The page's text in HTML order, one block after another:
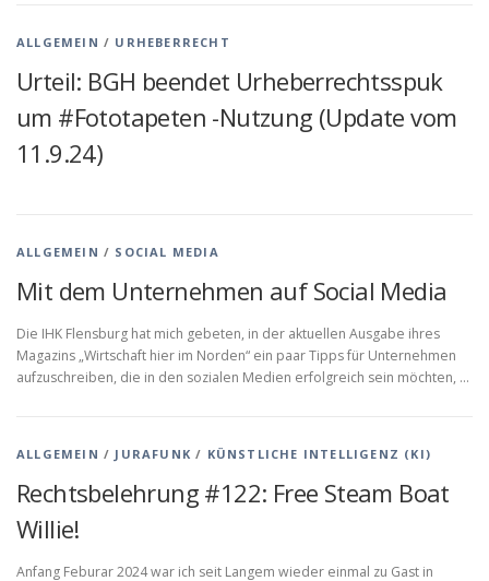
ALLGEMEIN / URHEBERRECHT
Urteil: BGH beendet Urheberrechtsspuk
um #Fototapeten -Nutzung (Update vom
11.9.24)
ALLGEMEIN / SOCIAL MEDIA
Mit dem Unternehmen auf Social Media
Die IHK Flensburg hat mich gebeten, in der aktuellen Ausgabe ihres
Magazins „Wirtschaft hier im Norden“ ein paar Tipps für Unternehmen
aufzuschreiben, die in den sozialen Medien erfolgreich sein möchten, …
ALLGEMEIN / JURAFUNK / KÜNSTLICHE INTELLIGENZ (KI)
Rechtsbelehrung #122: Free Steam Boat
Willie!
Anfang Feburar 2024 war ich seit Langem wieder einmal zu Gast in